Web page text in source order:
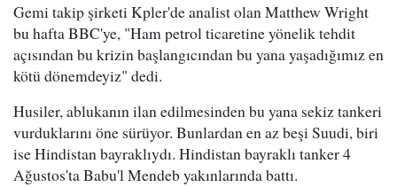
Gemi takip şirketi Kpler'de analist olan Matthew Wright
bu hafta BBC'ye, "Ham petrol ticaretine yönelik tehdit
açısından bu krizin başlangıcından bu yana yaşadığımız en
kötü dönemdeyiz" dedi.
Husiler, ablukanın ilan edilmesinden bu yana sekiz tankeri
vurduklarını öne sürüyor. Bunlardan en az beşi Suudi, biri
ise Hindistan bayraklıydı. Hindistan bayraklı tanker 4
Ağustos'ta Babu'l Mendeb yakınlarında battı.